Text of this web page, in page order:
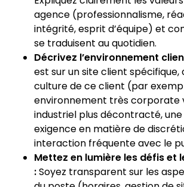
agence (professionnalisme,
intégrité, esprit d’équipe) et
se traduisent au quotidien.
Décrivez l’environnement
est sur un site client spécifique,
culture de ce client (par
environnement très corporate
industriel plus décontracté,
exigence en matière de
interaction fréquente avec le
Mettez en lumière les défis et
:Soyez transparent sur les